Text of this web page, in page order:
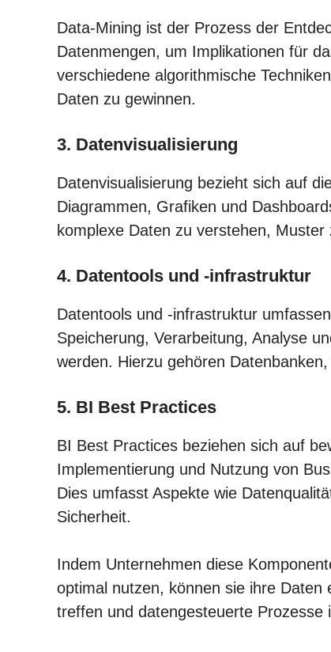
Data-Mining ist der Prozess der
Datenmengen, um Implikationen für
verschiedene algorithmische
Daten zu gewinnen.
3. Datenvisualisierung
Datenvisualisierung bezieht sich auf
Diagrammen, Grafiken und
komplexe Daten zu verstehen,
4. Datentools und -infrastruktur
Datentools und -infrastruktur
Speicherung, Verarbeitung, Analyse
werden. Hierzu gehören
5. BI Best Practices
BI Best Practices beziehen sich auf
Implementierung und Nutzung von
Dies umfasst Aspekte wie
Sicherheit.
Indem Unternehmen diese
optimal nutzen, können sie ihre
treffen und datengesteuerte Prozesse